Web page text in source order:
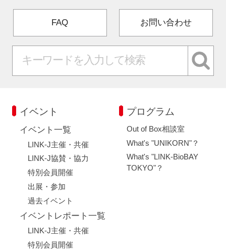
FAQ お問い合わせ
イベント
イベント一覧
LINK-J主催・共催
LINK-J協賛・協力
特別会員開催
出展・参加
過去イベント
イベントレポート一覧
LINK-J主催・共催
特別会員開催
プログラム
Out of Box相談室
What's "UNIKORN"？
What's "LINK-BioBAY
TOKYO"？